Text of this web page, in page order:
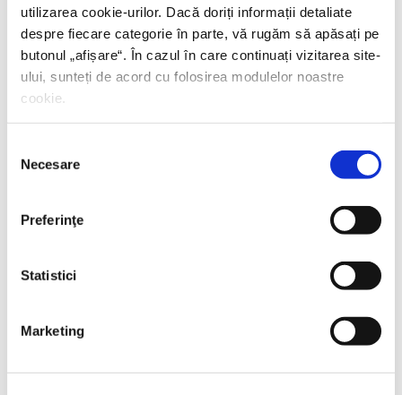
utilizarea cookie-urilor. Dacă doriți informații detaliate
despre fiecare categorie în parte, vă rugăm să apăsați pe
butonul „ afișare“. În cazul în care continuați vizitarea site-
ului, sunteți de acord cu folosirea modulelor noastre
cookie.
consimțământului
Necesare
Preferinţe
Statistici
Marketing
Lumea noastră orwelliană